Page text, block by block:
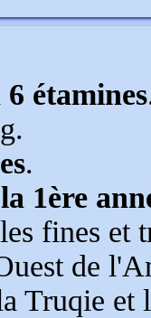
6 étamines
.
1ère
fines et
de
Truqie et